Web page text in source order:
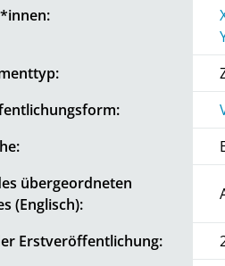
übergeordneten
(Englisch):
Erstveröffentlichung: